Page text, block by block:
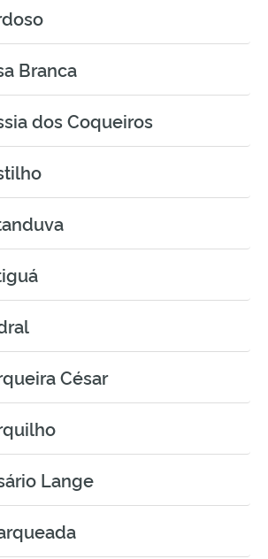
Branca
dos Coqueiros
César
Lange